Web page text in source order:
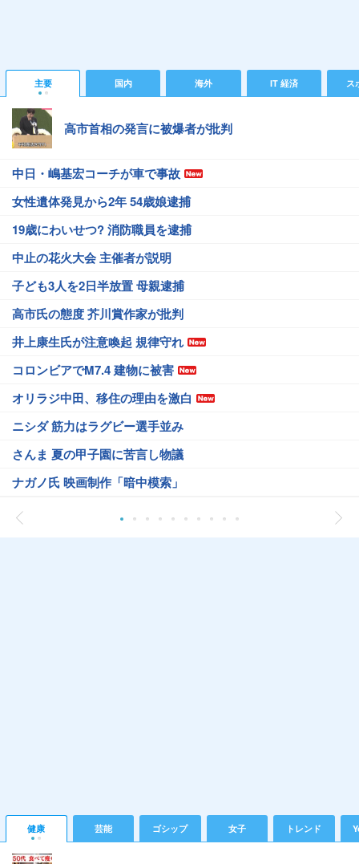
主要 国内 海外 IT 経済 ス
高市首相の発言に被爆者が批判
中日・嶋基宏コーチが車で事故
女性遺体発見から2年 54歳娘逮捕
19歳にわいせつ? 消防職員を逮捕
中止の花火大会 主催者が説明
子ども3人を2日半放置 母親逮捕
高市氏の態度 芥川賞作家が批判
井上康生氏が注意喚起 規律守れ
コロンビアでM7.4 建物に被害
オリラジ中田、移住の理由を激白
ニシダ 筋力はラグビー選手並み
さんま 夏の甲子園に苦言し物議
ナガノ氏 映画制作「暗中模索」
健康 芸能 ゴシップ 女子 トレンド